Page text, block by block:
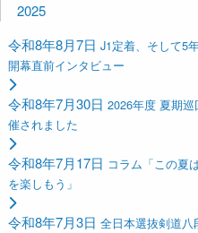
2025
令和8年8月7日 J1定着、そして5
開幕直前インタビュー
令和8年7月30日 2026年度 夏期
催されました
令和8年7月17日 コラム「この夏
を楽しもう」
令和8年7月3日 全日本選抜剣道